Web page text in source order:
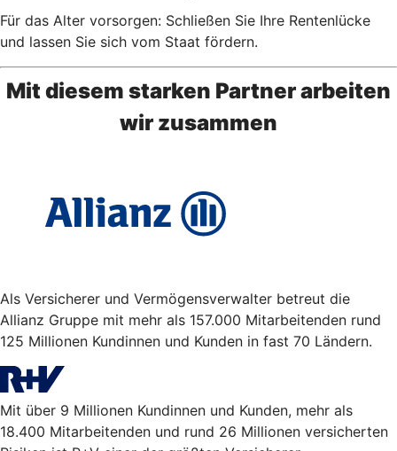
Für das Alter vorsorgen: Schließen Sie Ihre Rentenlücke
und lassen Sie sich vom Staat fördern.
Mit diesem starken Partner arbeiten
wir zusammen
Als Versicherer und Vermögensverwalter betreut die
Allianz Gruppe mit mehr als 157.000 Mitarbeitenden rund
125 Millionen Kundinnen und Kunden in fast 70 Ländern.
Mit über 9 Millionen Kundinnen und Kunden, mehr als
18.400 Mitarbeitenden und rund 26 Millionen versicherten